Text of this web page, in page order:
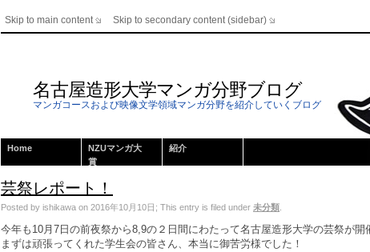
Skip to main content Skip to secondary content (sidebar)
名古屋造形大学マンガ分野ブログ
マンガコースおよび映像文学領域マンガ分野を紹介していくブログ
Home
NZUマンガ大
賞
紹介
芸祭レポート！
Posted by ishikawa on 2016年10月10日; This entry is filed under 未分類
今年も10月7日の前夜祭から8,9の２日間にわたって名古屋造形大学の芸祭が開
まずは頑張ってくれた学生会の皆さん、本当に御苦労様でした！